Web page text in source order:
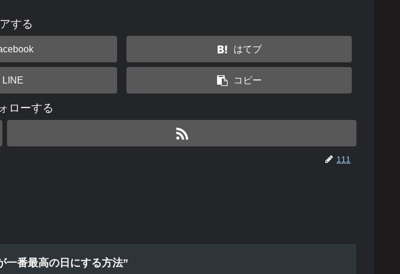
する
はてブ
LINE コピー
ローする
111
一番最高の日にする方法”